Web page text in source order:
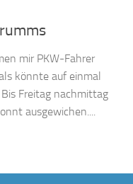
mir PKW-Fahrer
könnte auf einmal
Freitag nachmittag
ausgewichen....